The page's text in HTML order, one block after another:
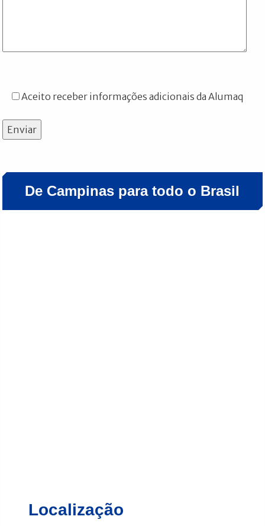
Aceito receber informações adicionais da Alumaq
Enviar
De Campinas para todo o Brasil
Localização